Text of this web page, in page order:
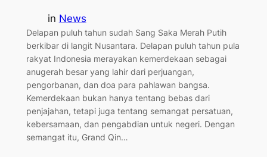
in News
Delapan puluh tahun sudah Sang Saka Merah Putih
berkibar di langit Nusantara. Delapan puluh tahun pula
rakyat Indonesia merayakan kemerdekaan sebagai
anugerah besar yang lahir dari perjuangan,
pengorbanan, dan doa para pahlawan bangsa.
Kemerdekaan bukan hanya tentang bebas dari
penjajahan, tetapi juga tentang semangat persatuan,
kebersamaan, dan pengabdian untuk negeri. Dengan
semangat itu, Grand Qin…